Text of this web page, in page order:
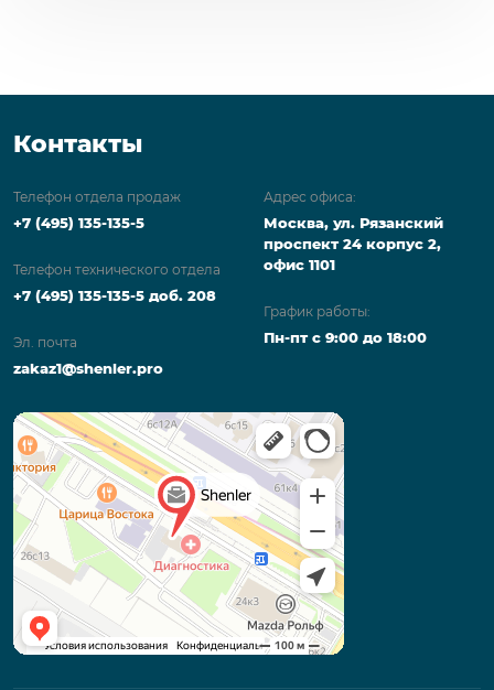
Контакты
Телефон отдела продаж
+7 (495) 135-135-5
Телефон технического отдела
+7 (495) 135-135-5 доб. 208
Эл. почта
zakaz1@shenler.pro
Адрес офиса:
Москва, ул. Рязанский
проспект 24 корпус 2,
офис 1101
График работы:
Пн-пт с 9:00 до 18:00